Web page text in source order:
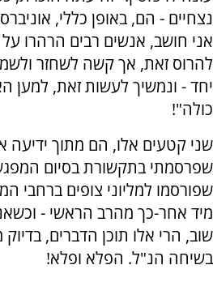
נצחיים - הם, באופן כללי,
אני חושב, אנשים רבים הרהרו
להרוס זאת, אך קשה לשחזר
יחד - ונמשיך לעשות זאת, למען
כולה"!
שני קטעים אלו, הם מתוך ידיעה
שפרסמתי בתקשורת בסיום
שפורסמו למליוני צופים ברחבי
מיד אחר-כך מהרב הראשי -
שוב, הרי אלו תוכן הדברים,
בשיחה הנ"ל. הפלא ופלא!